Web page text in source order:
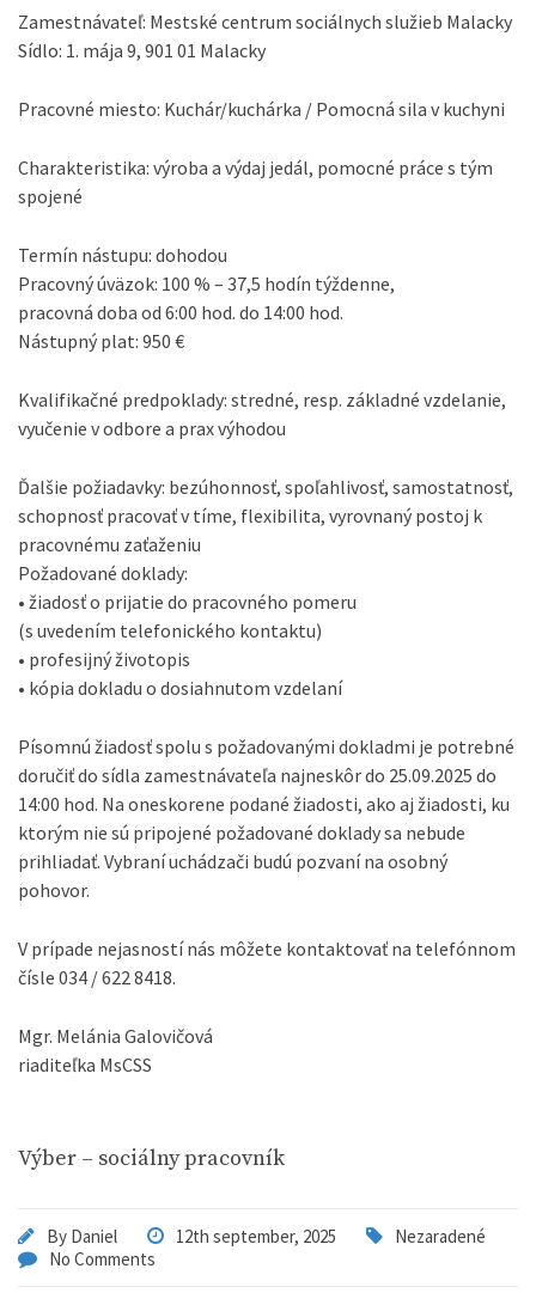
Zamestnávateľ: Mestské centrum sociálnych služieb Malacky
Sídlo: 1. mája 9, 901 01 Malacky
Pracovné miesto: Kuchár/kuchárka / Pomocná sila v kuchyni
Charakteristika: výroba a výdaj jedál, pomocné práce s tým
spojené
Termín nástupu: dohodou
Pracovný úväzok: 100 % – 37,5 hodín týždenne,
pracovná doba od 6:00 hod. do 14:00 hod.
Nástupný plat: 950 €
Kvalifikačné predpoklady: stredné, resp. základné vzdelanie,
vyučenie v odbore a prax výhodou
Ďalšie požiadavky: bezúhonnosť, spoľahlivosť, samostatnosť,
schopnosť pracovať v tíme, flexibilita, vyrovnaný postoj k
pracovnému zaťaženiu
Požadované doklady:
• žiadosť o prijatie do pracovného pomeru
(s uvedením telefonického kontaktu)
• profesijný životopis
• kópia dokladu o dosiahnutom vzdelaní
Písomnú žiadosť spolu s požadovanými dokladmi je potrebné
doručiť do sídla zamestnávateľa najneskôr do 25.09.2025 do
14:00 hod. Na oneskorene podané žiadosti, ako aj žiadosti, ku
ktorým nie sú pripojené požadované doklady sa nebude
prihliadať. Vybraní uchádzači budú pozvaní na osobný
pohovor.
V prípade nejasností nás môžete kontaktovať na telefónnom
čísle 034 / 622 8418.
Mgr. Melánia Galovičová
riaditeľka MsCSS
Výber – sociálny pracovník
By Daniel 12th september, 2025
Nezaradené
No Comments